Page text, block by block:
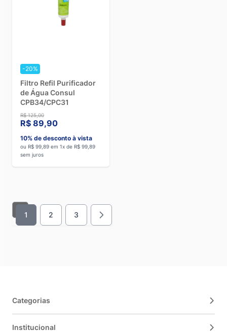
-20%
Filtro Refil Purificador
de Água Consul
CPB34/CPC31
R$ 125,00
R$ 89,90
10% de desconto à vista
ou R$ 99,89 em 1x de R$ 99,89
sem juros
Você esta lendo a pagina
1 Página
2 Página
3
Categorias
Institucional